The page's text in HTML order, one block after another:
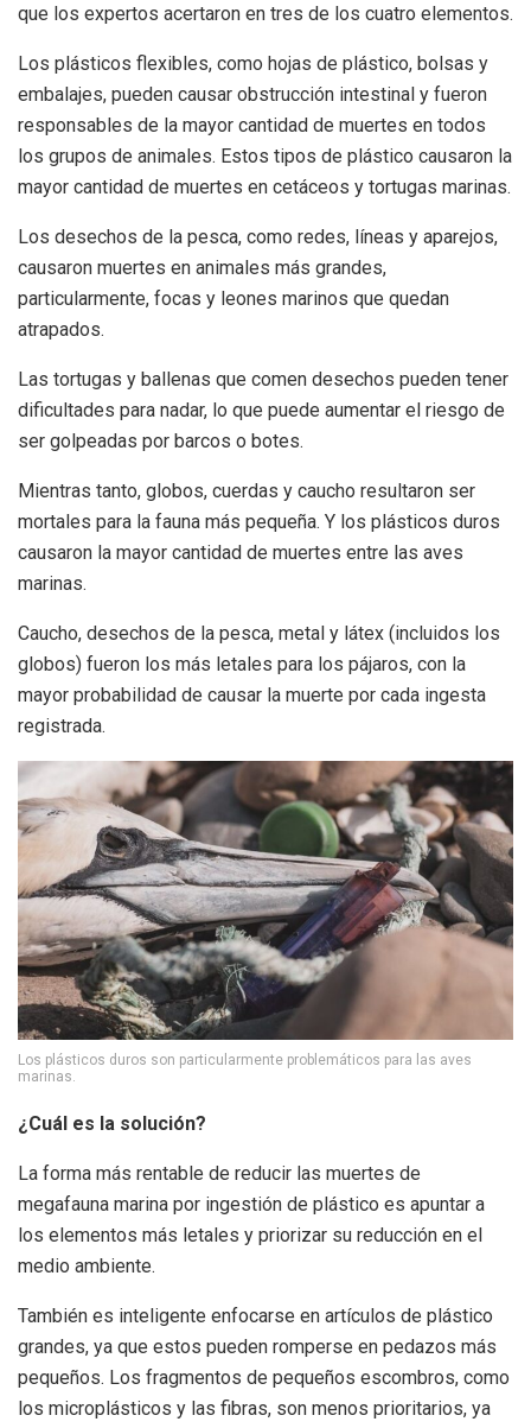
que los expertos acertaron en tres de los cuatro elementos.
Los plásticos flexibles, como hojas de plástico, bolsas y
embalajes, pueden causar obstrucción intestinal y fueron
responsables de la mayor cantidad de muertes en todos
los grupos de animales. Estos tipos de plástico causaron la
mayor cantidad de muertes en cetáceos y tortugas marinas.
Los desechos de la pesca, como redes, líneas y aparejos,
causaron muertes en animales más grandes,
particularmente, focas y leones marinos que quedan
atrapados.
Las tortugas y ballenas que comen desechos pueden tener
dificultades para nadar, lo que puede aumentar el riesgo de
ser golpeadas por barcos o botes.
Mientras tanto, globos, cuerdas y caucho resultaron ser
mortales para la fauna más pequeña. Y los plásticos duros
causaron la mayor cantidad de muertes entre las aves
marinas.
Caucho, desechos de la pesca, metal y látex (incluidos los
globos) fueron los más letales para los pájaros, con la
mayor probabilidad de causar la muerte por cada ingesta
registrada.
Los plásticos duros son particularmente problemáticos para las aves
marinas.
¿Cuál es la solución?
La forma más rentable de reducir las muertes de
megafauna marina por ingestión de plástico es apuntar a
los elementos más letales y priorizar su reducción en el
medio ambiente.
También es inteligente enfocarse en artículos de plástico
grandes, ya que estos pueden romperse en pedazos más
pequeños. Los fragmentos de pequeños escombros, como
los microplásticos y las fibras, son menos prioritarios, ya